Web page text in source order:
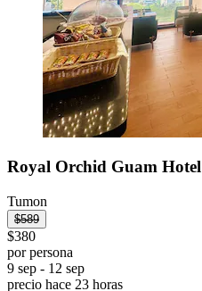
Royal Orchid Guam Hotel
Tumon
$589
$380
por persona
9 sep - 12 sep
precio hace 23 horas